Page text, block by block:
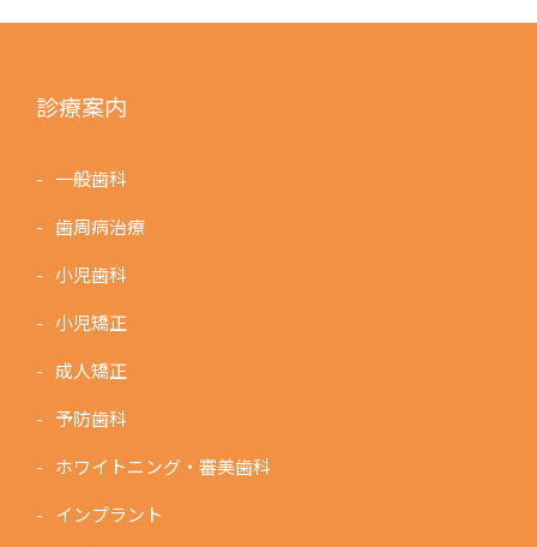
診療案内
一般歯科
歯周病治療
小児歯科
小児矯正
成人矯正
予防歯科
ホワイトニング・審美歯科
インプラント